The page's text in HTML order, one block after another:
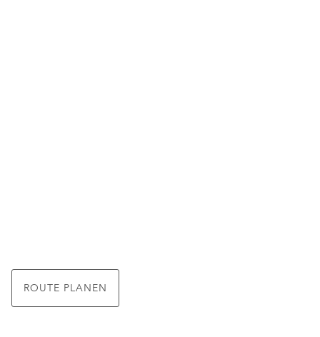
ROUTE PLANEN